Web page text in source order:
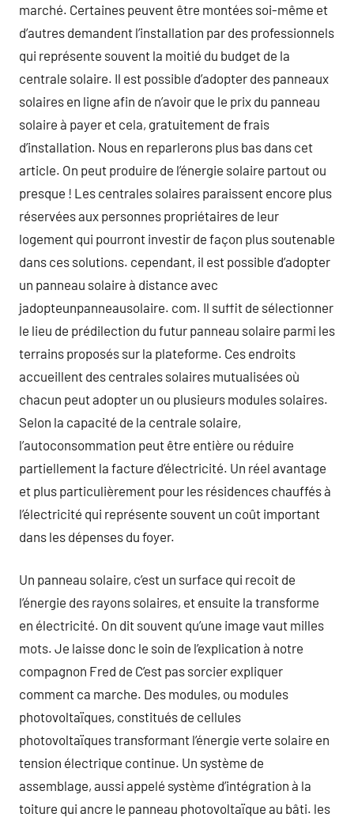
marché. Certaines peuvent être montées soi-même et
d’autres demandent l’installation par des professionnels
qui représente souvent la moitié du budget de la
centrale solaire. Il est possible d’adopter des panneaux
solaires en ligne afin de n’avoir que le prix du panneau
solaire à payer et cela, gratuitement de frais
d’installation. Nous en reparlerons plus bas dans cet
article. On peut produire de l’énergie solaire partout ou
presque ! Les centrales solaires paraissent encore plus
réservées aux personnes propriétaires de leur
logement qui pourront investir de façon plus soutenable
dans ces solutions. cependant, il est possible d’adopter
un panneau solaire à distance avec
jadopteunpanneausolaire. com. Il suffit de sélectionner
le lieu de prédilection du futur panneau solaire parmi les
terrains proposés sur la plateforme. Ces endroits
accueillent des centrales solaires mutualisées où
chacun peut adopter un ou plusieurs modules solaires.
Selon la capacité de la centrale solaire,
l’autoconsommation peut être entière ou réduire
partiellement la facture d’électricité. Un réel avantage
et plus particulièrement pour les résidences chauffés à
l’électricité qui représente souvent un coût important
dans les dépenses du foyer.
Un panneau solaire, c’est un surface qui recoit de
l’énergie des rayons solaires, et ensuite la transforme
en électricité. On dit souvent qu’une image vaut milles
mots. Je laisse donc le soin de l’explication à notre
compagnon Fred de C’est pas sorcier expliquer
comment ca marche. Des modules, ou modules
photovoltaïques, constitués de cellules
photovoltaïques transformant l’énergie verte solaire en
tension électrique continue. Un système de
assemblage, aussi appelé système d’intégration à la
toiture qui ancre le panneau photovoltaïque au bâti. les